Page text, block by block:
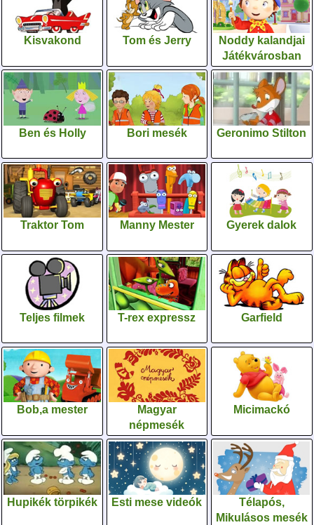
Kisvakond Tom és Jerry
Noddy kalandjai
Játékvárosban
Ben és Holly Bori mesék Geronimo Stilton
Traktor Tom Manny Mester Gyerek dalok
Teljes filmek T-rex expressz Garfield
Bob,a mester
Magyar
népmesék
Micimackó
Hupikék törpikék Esti mese videók
Télapós,
Mikulásos mesék